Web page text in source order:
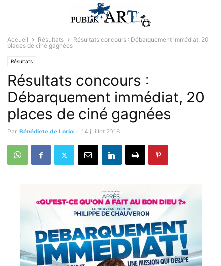
Accueil Résultats
Résultats concours : Débarquement immédiat, 20
places de ciné gagnées
Résultats
Résultats concours :
Débarquement immédiat, 20
places de ciné gagnées
Par Bénédicte de Loriol - 14 juillet 2016